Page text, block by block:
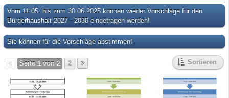
Vom 11.05. bis zum 30.06.2025 können wieder Vorschläge für den
Bürgerhaushalt 2027 - 2030 eingetragen werden!
Sie können für die Vorschläge abstimmen!
Seite 1 von 2 2 Sortieren